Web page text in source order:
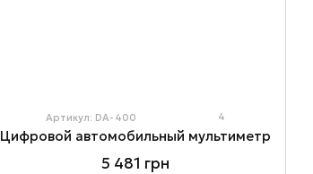
Артикул: DA-400 4
Цифровой автомобильный мультиметр
5 481 грн